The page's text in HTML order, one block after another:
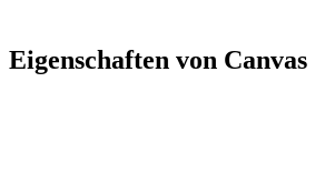
Eigenschaften von Canvas